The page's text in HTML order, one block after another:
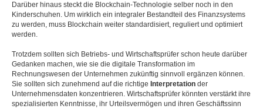
Darüber hinaus steckt die Blockchain-Technologie selber noch in den
Kinderschuhen. Um wirklich ein integraler Bestandteil des Finanzsystems
zu werden, muss Blockchain weiter standardisiert, reguliert und optimiert
werden.
Trotzdem sollten sich Betriebs- und Wirtschaftsprüfer schon heute darüber
Gedanken machen, wie sie die digitale Transformation im
Rechnungswesen der Unternehmen zukünftig sinnvoll ergänzen können.
Sie sollten sich zunehmend auf die richtige Interpretation der
Unternehmensdaten konzentrieren. Wirtschaftsprüfer könnten verstärkt ihre
spezialisierten Kenntnisse, ihr Urteilsvermögen und ihren Geschäftssinn